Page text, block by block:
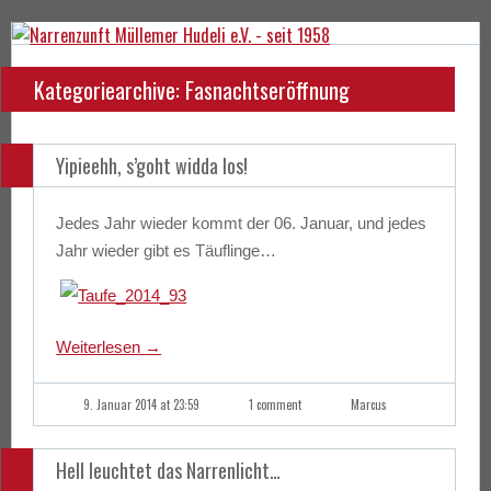
Kategoriearchive: Fasnachtseröffnung
Yipieehh, s’goht widda los!
Jedes Jahr wieder kommt der 06. Januar, und jedes
Jahr wieder gibt es Täuflinge…
Weiterlesen →
9. Januar 2014 at 23:59 1 comment Marcus
Hell leuchtet das Narrenlicht…